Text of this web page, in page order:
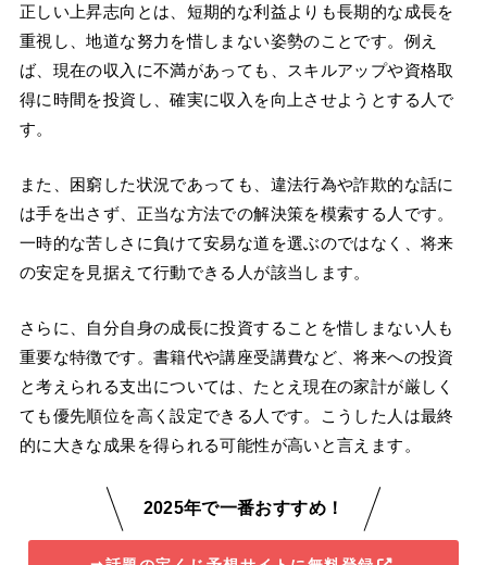
正しい上昇志向とは、短期的な利益よりも長期的な成長を
重視し、地道な努力を惜しまない姿勢のことです。例え
ば、現在の収入に不満があっても、スキルアップや資格取
得に時間を投資し、確実に収入を向上させようとする人で
す。
また、困窮した状況であっても、違法行為や詐欺的な話に
は手を出さず、正当な方法での解決策を模索する人です。
一時的な苦しさに負けて安易な道を選ぶのではなく、将来
の安定を見据えて行動できる人が該当します。
さらに、自分自身の成長に投資することを惜しまない人も
重要な特徴です。書籍代や講座受講費など、将来への投資
と考えられる支出については、たとえ現在の家計が厳しく
ても優先順位を高く設定できる人です。こうした人は最終
的に大きな成果を得られる可能性が高いと言えます。
2025年で一番おすすめ！